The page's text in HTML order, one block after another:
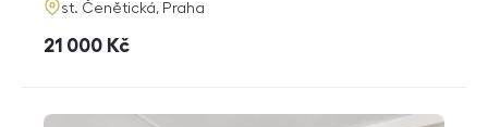
adresa
st. Čenětická, Praha
cena
21 000 Kč